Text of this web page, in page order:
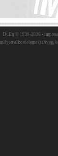
DuEn © 1999-2026 •
alkotóeleme (szöveg,